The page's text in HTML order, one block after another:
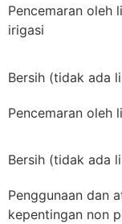
Pencemaran oleh
irigasi
Bersih (tidak ada
Pencemaran oleh
Bersih (tidak ada
Penggunaan dan
kepentingan non